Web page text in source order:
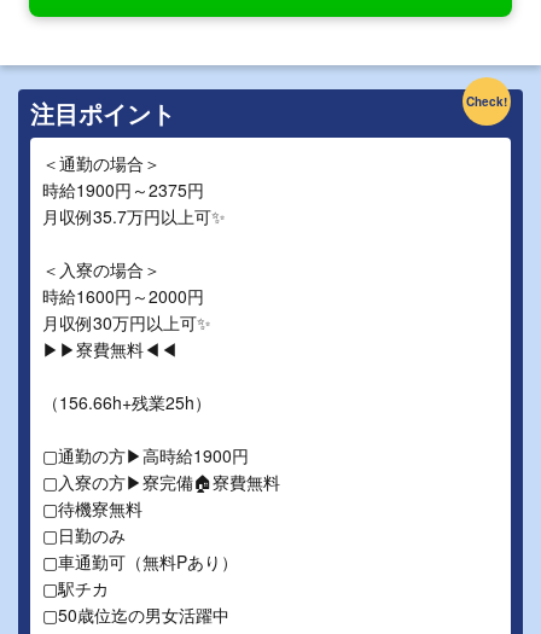
注目ポイント Check!
＜通勤の場合＞
時給1900円～2375円
月収例35.7万円以上可✨
＜入寮の場合＞
時給1600円～2000円
月収例30万円以上可✨
▶▶寮費無料◀◀
（156.66h+残業25h）
▢通勤の方▶高時給1900円
▢入寮の方▶寮完備🏠寮費無料
▢待機寮無料
▢日勤のみ
▢車通勤可（無料Pあり）
▢駅チカ
▢50歳位迄の男女活躍中